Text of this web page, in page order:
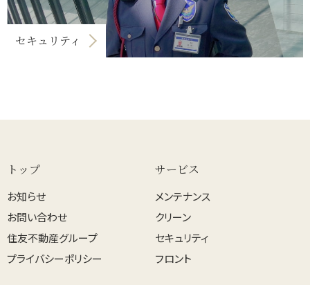
セキュリティ
トップ
お知らせ
お問い合わせ
住友不動産グループ
プライバシーポリシー
サービス
メンテナンス
クリーン
セキュリティ
フロント